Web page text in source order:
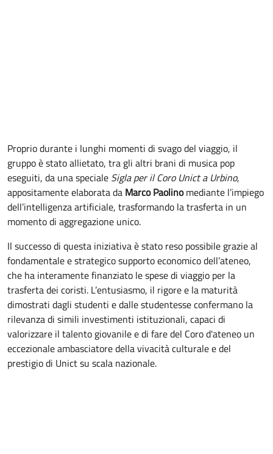
Proprio durante i lunghi momenti di svago del viaggio, il
gruppo è stato allietato, tra gli altri brani di musica pop
eseguiti, da una speciale Sigla per il Coro Unict a Urbino,
appositamente elaborata da Marco Paolinomediante l’impiego
dell’intelligenza artificiale, trasformando la trasferta in un
momento di aggregazione unico.
Il successo di questa iniziativa è stato reso possibile grazie al
fondamentale e strategico supporto economico dell’ateneo,
che ha interamente finanziato le spese di viaggio per la
trasferta dei coristi. L’entusiasmo, il rigore e la maturità
dimostrati dagli studenti e dalle studentesse confermano la
rilevanza di simili investimenti istituzionali, capaci di
valorizzare il talento giovanile e di fare del Coro d'ateneo un
eccezionale ambasciatore della vivacità culturale e del
prestigio di Unict su scala nazionale.